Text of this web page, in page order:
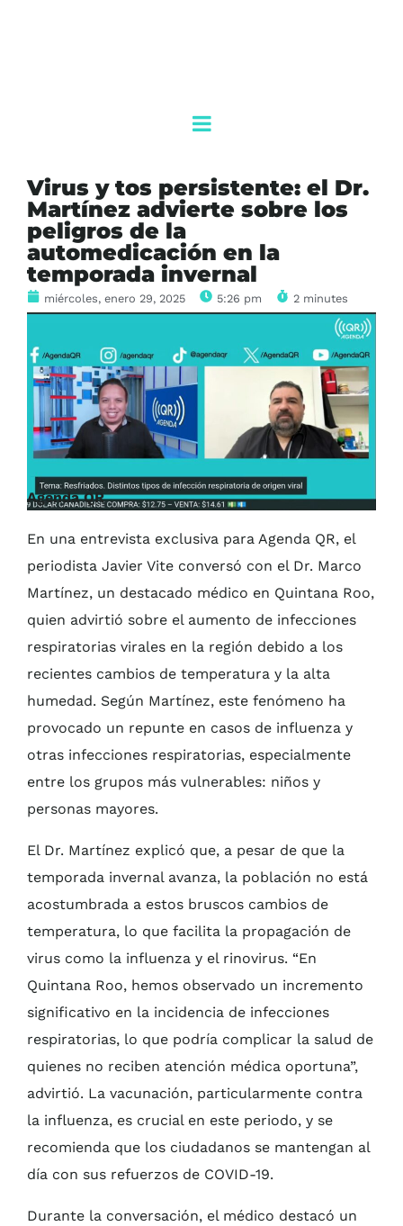
Virus y tos persistente: el Dr.
Martínez advierte sobre los
peligros de la
automedicación en la
temporada invernal
miércoles, enero 29, 2025 5:26 pm 2 minutes
Agenda QR
En una entrevista exclusiva para Agenda QR, el
periodista Javier Vite conversó con el Dr. Marco
Martínez, un destacado médico en Quintana Roo,
quien advirtió sobre el aumento de infecciones
respiratorias virales en la región debido a los
recientes cambios de temperatura y la alta
humedad. Según Martínez, este fenómeno ha
provocado un repunte en casos de influenza y
otras infecciones respiratorias, especialmente
entre los grupos más vulnerables: niños y
personas mayores.
El Dr. Martínez explicó que, a pesar de que la
temporada invernal avanza, la población no está
acostumbrada a estos bruscos cambios de
temperatura, lo que facilita la propagación de
virus como la influenza y el rinovirus. “En
Quintana Roo, hemos observado un incremento
significativo en la incidencia de infecciones
respiratorias, lo que podría complicar la salud de
quienes no reciben atención médica oportuna”,
advirtió. La vacunación, particularmente contra
la influenza, es crucial en este periodo, y se
recomienda que los ciudadanos se mantengan al
día con sus refuerzos de COVID-19.
Durante la conversación, el médico destacó un